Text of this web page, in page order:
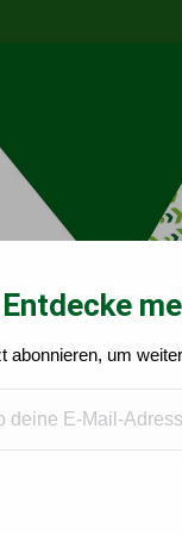
Impuls-Angebote
Entdecke
abonnieren, um